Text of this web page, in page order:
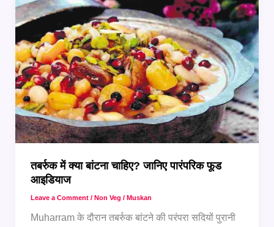
खास
मीठा
दलिया,
स्वाद
रहेगा
याद
तबर्रुक में क्या बांटना चाहिए? जानिए पारंपरिक फूड
आइडियाज
Leave a Comment / Non Veg / Muskan
Muharram के दौरान तबर्रुक बांटने की परंपरा सदियों पुरानी